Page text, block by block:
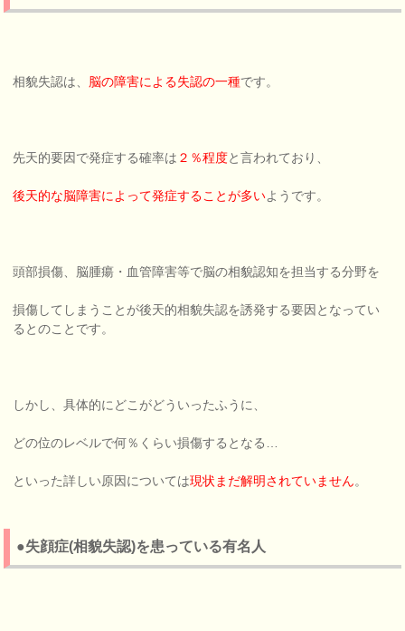
相貌失認は、 脳の障害による失認の一種です。
先天的要因で発症する確率は ２％程度と言われており、
後天的な脳障害によって発症することが多いようです。
頭部損傷、脳腫瘍・血管障害等で脳の相貌認知を担当する分野を
損傷してしまうことが後天的相貌失認を誘発する要因となってい
るとのことです。
しかし、具体的にどこがどういったふうに、
どの位のレベルで何％くらい損傷するとなる…
といった詳しい原因については現状まだ解明されていません。
●失顔症(相貌失認)を患っている有名人